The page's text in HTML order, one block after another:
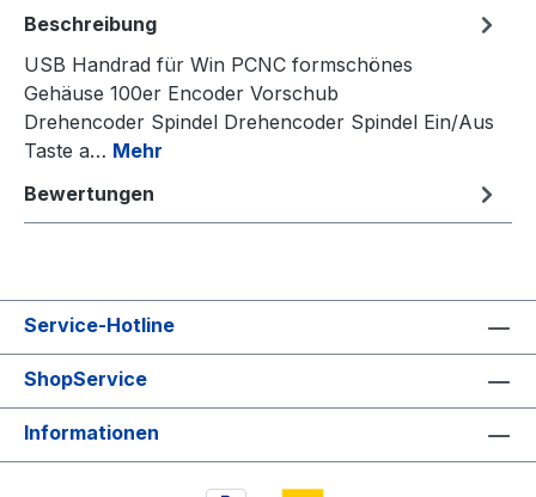
Beschreibung
USB Handrad für Win PCNC formschönes
Gehäuse 100er Encoder Vorschub
Drehencoder Spindel Drehencoder Spindel Ein/Aus
Taste a… Mehr
Bewertungen
Service-Hotline
ShopService
Informationen